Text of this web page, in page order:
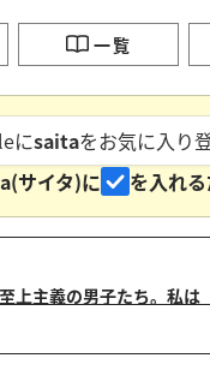
一覧
にsaitaをお気に入り
サイタ)に
を入れる
上主義の男子たち。私は